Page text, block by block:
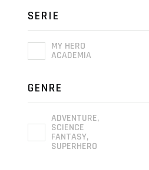
SERIE
MY HERO
ACADEMIA
GENRE
ADVENTURE,
SCIENCE
FANTASY,
SUPERHERO